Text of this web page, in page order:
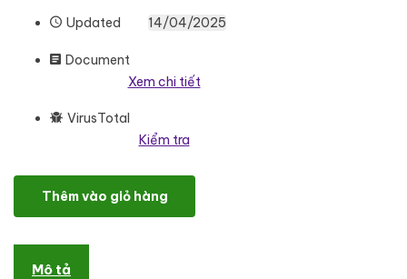
Updated 14/04/2025
Document
Xem chi tiết
VirusTotal
Kiểm tra
Orbiye - Mutlipurpose Mega Store Woocommerce theme
Thêm vào giỏ hàng
Mô tả